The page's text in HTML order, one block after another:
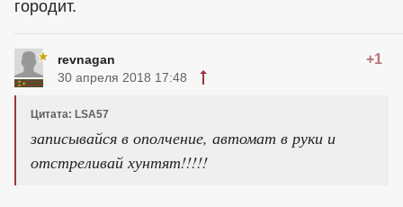
городит.
revnagan +1
30 апреля 2018 17:48
Цитата: LSA57
записывайся в ополчение, автомат в руки и
отстреливай хунтят!!!!!